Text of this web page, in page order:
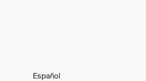
Español